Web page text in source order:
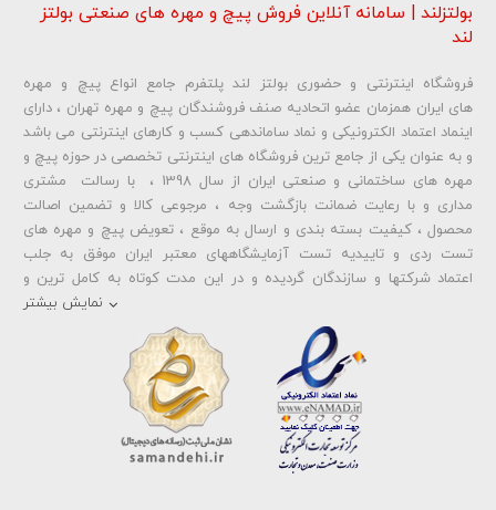
شماره تلفن و ایمیل شما نمایش داده نخواهد شد.
ارسال دیدگاه
بولتزلند | سامانه آنلاین فروش پیچ و مهره های صنعتی بولتز
لند
فروشگاه اینترنتی و حضوری بولتز لند پلتفرم جامع انواع پیچ و مهره
های ایران همزمان عضو اتحادیه صنف فروشندگان پیچ و مهره تهران ، دارای
اینماد اعتماد الکترونیکی و نماد ساماندهی کسب و کارهای اینترنتی می باشد
و به عنوان یکی از جامع ترین فروشگاه های اینترنتی تخصصی در حوزه پیچ و
مهره های ساختمانی و صنعتی ایران از سال 1398 ، با رسالت مشتری
مداری و با رعایت ضمانت بازگشت وجه ، مرجوعی کالا و تضمین اصالت
محصول ، کیفیت بسته بندی و ارسال به موقع ، تعویض پیچ و مهره های
تست ردی و تاییدیه تست آزمایشگاههای معتبر ایران موفق به جلب
اعتماد شرکتها و سازندگان گردیده و در این مدت کوتاه به کامل ترین و
ومهره آهنی
مهره خشکه کلاس 8 پیچ خشکه 10.9
پیچ خشکه اچ وی HV مهره خشکه اچ وی HV
است . در شرایطی که بین خرید محصولی مردد هستید ، تماس یا پیغام روی
خط واتس اپ شرکت ، شما را به کارشناس مربوطه حتی در ایام تعطیل
متصل نموده و با خیال راحت به محصول و یا خدمات لازم شما را راهنمایی می
نمایش بیشتر